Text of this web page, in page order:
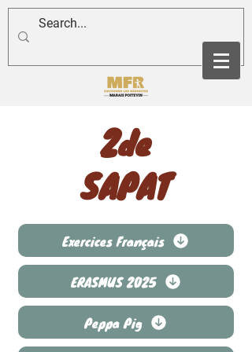
2de
SAPAT
Exercices Français
ERASMUS 2025
Peppa Pig